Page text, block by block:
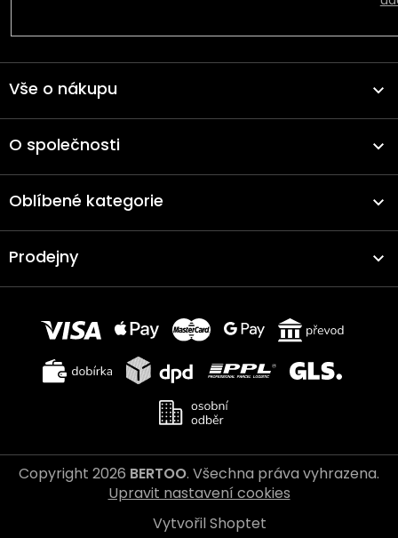
Vše o nákupu
O společnosti
Oblíbené kategorie
Prodejny
Vytvořil Shoptet
Copyright 2026 BERTOO. Všechna práva vyhrazena.
Upravit nastavení cookies